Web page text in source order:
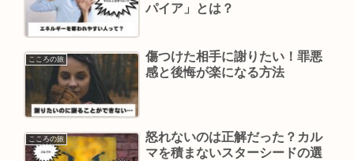
パイア」とは？
こころの旅
傷つけた相手に謝りたい！罪悪
感と後悔が楽になる方法
こころの旅
怒れないのは正解だった？カル
マを積まないスターシードの選